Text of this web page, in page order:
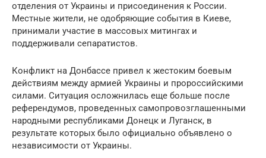
отделения от Украины и присоединения к России.
Местные жители, не одобряющие события в Киеве,
принимали участие в массовых митингах и
поддерживали сепаратистов.
Конфликт на Донбассе привел к жестоким боевым
действиям между армией Украины и пророссийскими
силами. Ситуация осложнилась еще больше после
референдумов, проведенных самопровозглашенными
народными республиками Донецк и Луганск, в
результате которых было официально объявлено о
независимости от Украины.